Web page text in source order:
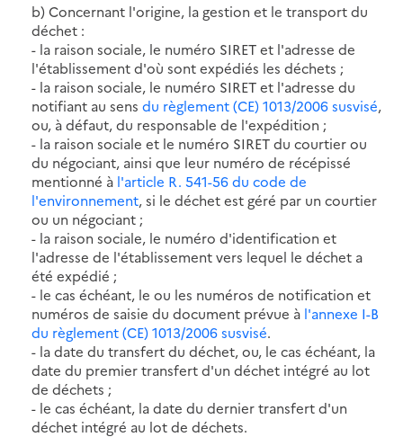
b) Concernant l'origine, la gestion et le transport du
déchet :
- la raison sociale, le numéro SIRET et l'adresse de
l'établissement d'où sont expédiés les déchets ;
- la raison sociale, le numéro SIRET et l'adresse du
notifiant au sens du règlement (CE) 1013/2006 susvisé,
ou, à défaut, du responsable de l'expédition ;
- la raison sociale et le numéro SIRET du courtier ou
du négociant, ainsi que leur numéro de récépissé
mentionné à l'article R. 541-56 du code de
l'environnement, si le déchet est géré par un courtier
ou un négociant ;
- la raison sociale, le numéro d'identification et
l'adresse de l'établissement vers lequel le déchet a
été expédié ;
- le cas échéant, le ou les numéros de notification et
numéros de saisie du document prévue à l'annexe I-B
du règlement (CE) 1013/2006 susvisé.
- la date du transfert du déchet, ou, le cas échéant, la
date du premier transfert d'un déchet intégré au lot
de déchets ;
- le cas échéant, la date du dernier transfert d'un
déchet intégré au lot de déchets.